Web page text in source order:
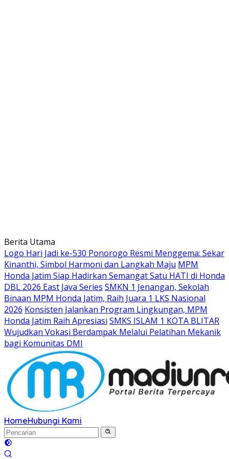
Langsung
ke
konten
Berita Utama
Logo Hari Jadi ke-530 Ponorogo Resmi Menggema: Sekar
Kinanthi, Simbol Harmoni dan Langkah Maju MPM
Honda Jatim Siap Hadirkan Semangat Satu HATI di Honda
DBL 2026 East Java Series SMKN 1 Jenangan, Sekolah
Binaan MPM Honda Jatim, Raih Juara 1 LKS Nasional
2026 Konsisten Jalankan Program Lingkungan, MPM
Honda Jatim Raih Apresiasi SMKS ISLAM 1 KOTA BLITAR
Wujudkan Vokasi Berdampak Melalui Pelatihan Mekanik
bagi Komunitas DMI
HomeHubungi Kami